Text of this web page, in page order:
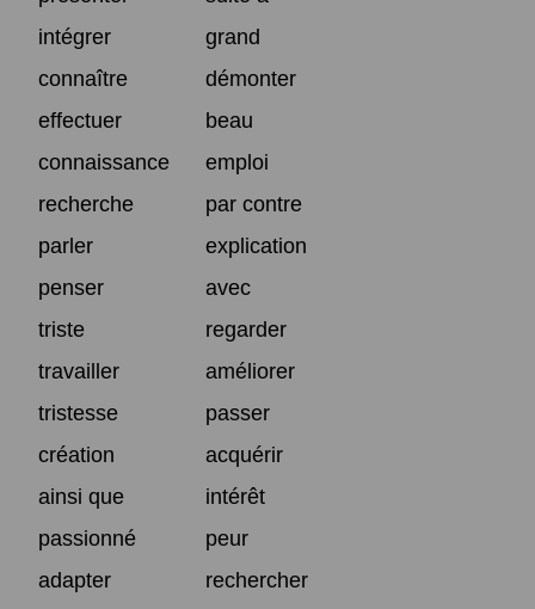
intégrer
grand
connaître
démonter
effectuer
beau
connaissance
emploi
recherche
par contre
parler
explication
penser
avec
triste
regarder
travailler
améliorer
tristesse
passer
création
acquérir
ainsi que
intérêt
passionné
peur
adapter
rechercher